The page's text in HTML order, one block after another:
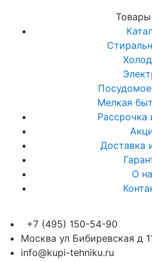
Товары
Мелкая
Рассрочка
Доставка
О
+7 (495) 150-54-90
Москва ул Бибиревская д
info@kupi-tehniku.ru